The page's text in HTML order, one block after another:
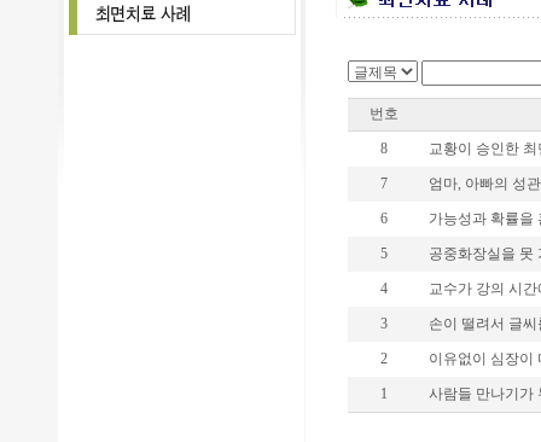
번호
8 교황이 승인한
7 엄마, 아빠의 성
6 가능성과 확률을
5 공중화장실을 못
4 교수가 강의 시
3 손이 떨려서 글
2 이유없이 심장이
1 사람들 만나기가